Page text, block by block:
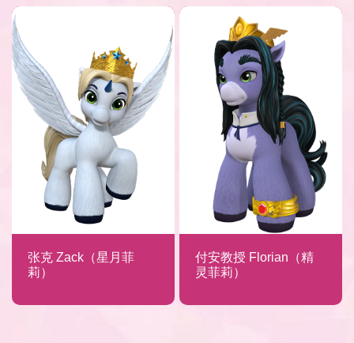
张克 Zack（星月菲
莉）
付安教授 Florian（精
灵菲莉）